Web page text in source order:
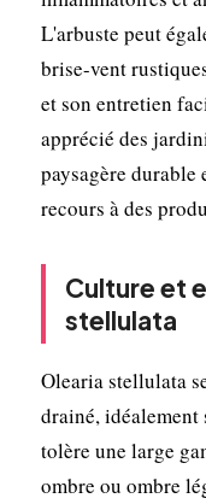
L'arbuste peut
brise-vent
et son entretien
apprécié des
paysagère
recours à des
Culture et
stellulata
Olearia stellulata
drainé,
tolère une large
ombre ou ombre